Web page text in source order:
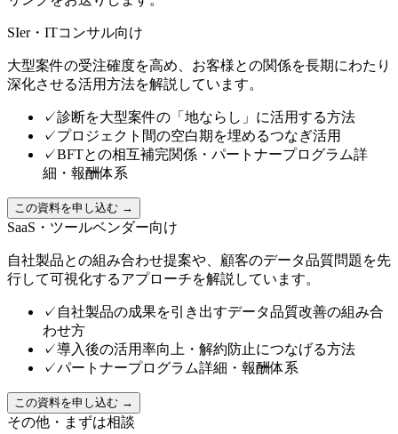
SIer・ITコンサル向け
大型案件の受注確度を高め、お客様との関係を長期にわたり
深化させる活用方法を解説しています。
✓診断を大型案件の「地ならし」に活用する方法
✓プロジェクト間の空白期を埋めるつなぎ活用
✓BFTとの相互補完関係・パートナープログラム詳
細・報酬体系
この資料を申し込む →
SaaS・ツールベンダー向け
自社製品との組み合わせ提案や、顧客のデータ品質問題を先
行して可視化するアプローチを解説しています。
✓ 自社製品の成果を引き出すデータ品質改善の組み合
わせ方
✓導入後の活用率向上・解約防止につなげる方法
✓パートナープログラム詳細・報酬体系
この資料を申し込む →
その他・まずは相談